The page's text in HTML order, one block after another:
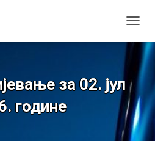
за 02. јул
године